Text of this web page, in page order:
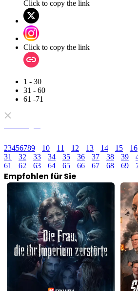
Click to copy the link
Click to copy the link
1 - 30
31 - 60
61 -71
23456789 10 11 12 13 14 15 16
31
32 33 34 35 36 37 38 39
61
62 63 64 65 66 67 68 69
Empfohlen für Sie